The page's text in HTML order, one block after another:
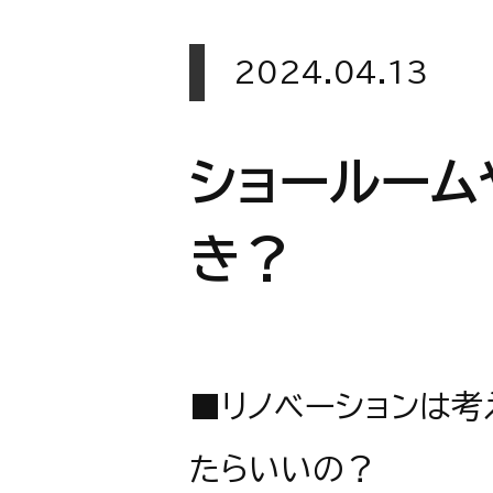
2024.04.13
ショールー
き？
■リノベーションは
たらいいの？